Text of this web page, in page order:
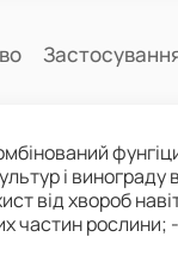
і
від хвороб
частин рослини; -